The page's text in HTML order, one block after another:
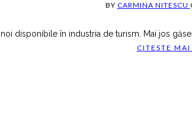
BY CARMINA NITESCU
noi disponibile în industria de turism. Mai jos
CITESTE